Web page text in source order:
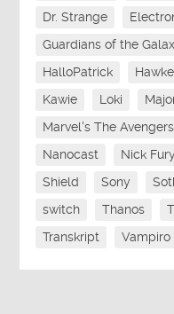
Dr. Strange
Guardians of the
HalloPatrick
Kawie
Loki
Marvel's The Avengers
Nanocast
Nick Fury
Shield
Sony
switch
Thanos
Transkript
Vampiro